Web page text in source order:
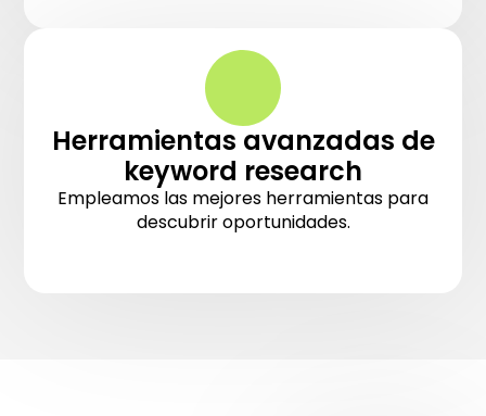
Herramientas avanzadas de
keyword research
Empleamos las mejores herramientas para
descubrir oportunidades.